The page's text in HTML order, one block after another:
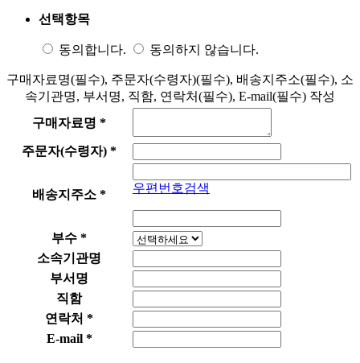
선택항목
동의합니다. 동의하지 않습니다.
구매자료명(필수), 주문자(수령자)(필수), 배송지주소(필수), 소
속기관명, 부서명, 직함, 연락처(필수), E-mail(필수) 작성
구매자료명 *
주문자(수령자) *
배송지주소 * 우편번호검색
부수 *
소속기관명
부서명
직함
연락처 *
E-mail *